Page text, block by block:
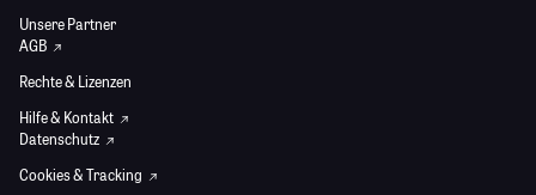
Unsere Partner
AGB
Rechte & Lizenzen
Hilfe & Kontakt
Datenschutz
Cookies & Tracking